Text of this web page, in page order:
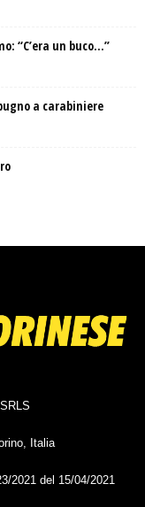
“C’era un buco…”
a carabiniere
Italia
2021 del 15/04/2021